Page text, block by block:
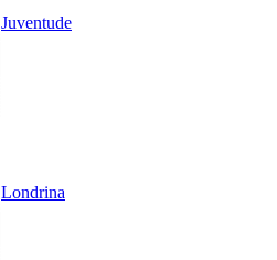
Juventude
Londrina